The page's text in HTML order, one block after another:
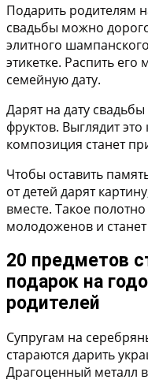
Подарить родителям
свадьбы можно
элитного
этикетке. Распить
семейную дату.
Дарят на дату свадьбы
фруктов. Выглядит
композиция станет
Чтобы оставить
от детей дарят
вместе. Такое
молодоженов и
20 предметов
подарок на
родителей
Супругам на
стараются дарить
Драгоценный металл